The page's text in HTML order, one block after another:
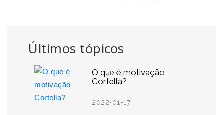
Últimos tópicos
O que é motivação
Cortella?
2022-01-17